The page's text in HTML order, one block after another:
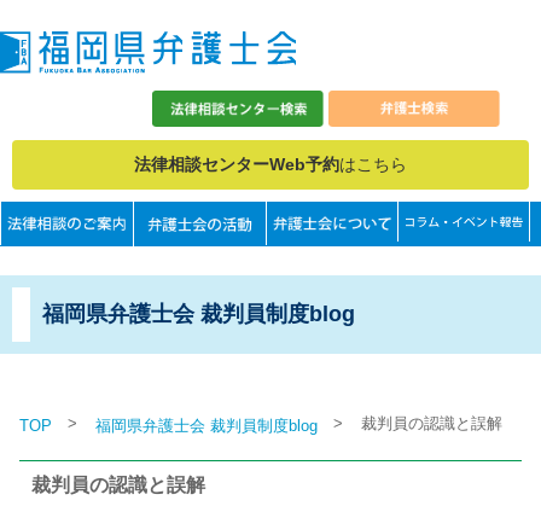
法律相談センターWeb予約はこちら
福岡県弁護士会 裁判員制度blog
TOP > 福岡県弁護士会 裁判員制度blog > 裁判員の認識と誤解
裁判員の認識と誤解